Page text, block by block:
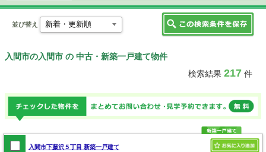
並び替え
入間市の入間市 の 中古・新築一戸建て物件
検索結果 217件
入間市下藤沢５丁目 新築一戸建て